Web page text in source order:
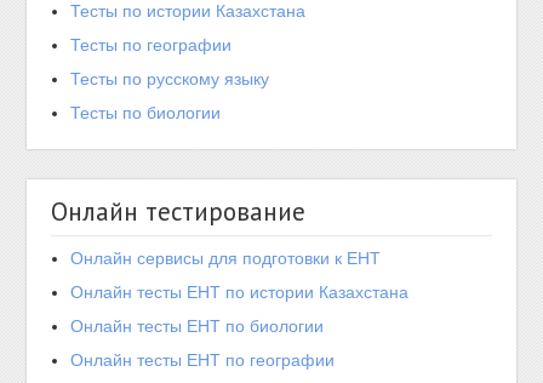
Тесты по истории Казахстана
Тесты по географии
Тесты по русскому языку
Тесты по биологии
Онлайн тестирование
Онлайн сервисы для подготовки к ЕНТ
Онлайн тесты ЕНТ по истории Казахстана
Онлайн тесты ЕНТ по биологии
Онлайн тесты ЕНТ по географии